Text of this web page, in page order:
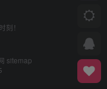
刻！
sitemap